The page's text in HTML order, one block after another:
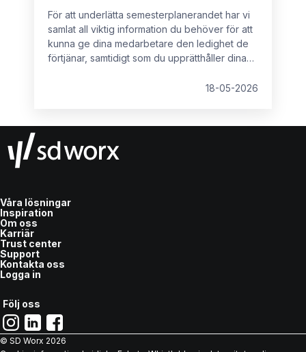
För att underlätta semesterplanerandet har vi
samlat all viktig information du behöver för att
kunna ge dina medarbetare den ledighet de
förtjänar, samtidigt som du upprätthåller dina
18-05-2026
Våra lösningar
Inspiration
Om oss
Karriär
Trust center
Support
Kontakta oss
Logga in
Följ oss
© SD Worx 2026